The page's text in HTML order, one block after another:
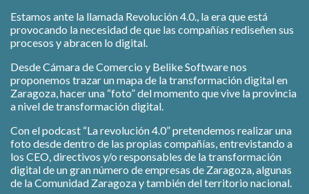
Estamos ante la llamada Revolución 4.0., la era que está
provocando la necesidad de que las compañías rediseñen sus
procesos y abracen lo digital.
Desde Cámara de Comercio y Belike Software nos
proponemos trazar un mapa de la transformación digital en
Zaragoza, hacer una “foto” del momento que vive la provincia
a nivel de transformación digital.
Con el podcast “La revolución 4.0” pretendemos realizar una
foto desde dentro de las propias compañías, entrevistando a
los CEO, directivos y/o responsables de la transformación
digital de un gran número de empresas de Zaragoza, algunas
de la Comunidad Zaragoza y también del territorio nacional.